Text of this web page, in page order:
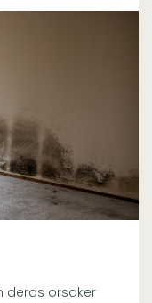
deras orsaker